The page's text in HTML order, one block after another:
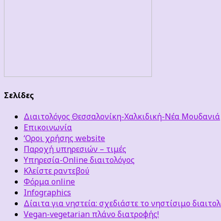
Σελίδες
Διαιτολόγος Θεσσαλονίκη-Χαλκιδική-Νέα Μουδανιά
Επικοινωνία
‘Οροι χρήσης website
Παροχή υπηρεσιών – τιμές
Υπηρεσία-Online διαιτολόγος
Κλείστε ραντεβού
Φόρμα online
Infographics
Δίαιτα για νηστεία: σχεδιάστε το νηστίσιμο
Vegan-vegetarian πλάνο διατροφής!